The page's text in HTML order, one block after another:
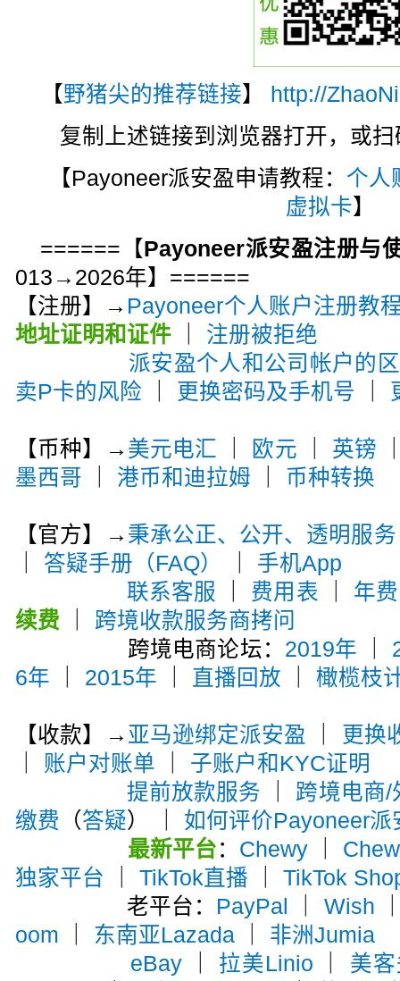
【野猪尖的推荐链接】
http://
复制上述链接到浏览器打开，或
【Payoneer派安盈申请教程： 个人
虚拟卡】
======【Payoneer派安盈注册与
013→2026年】======
【注册】→ Payoneer个人账户注册教
地址证明和证件
注册被拒绝
派安盈个人和公司帐户的
卖P卡的风险
更换密码及手机号
【币种】→ 美元电汇 欧元 英镑
墨西哥
港币和迪拉姆 币种转换
【官方】→ 秉承公正、公开、透明服务
答疑手册（FAQ）
手机App
联系客服
费用表 年费
续费
跨境收款服务商拷问
跨境电商论坛： 2019年
6年
2015年 直播回放 ｜橄榄枝
【收款】→ 亚马逊绑定派安盈
更换
账户对账单
子账户和KYC证明
提前放款服务
跨境电商/
缴费 （答疑） ｜ 如何评价Payoneer派
最新平台： Chewy｜
独家平台 ｜TikTok直播 ｜TikTok
老平台： PayPal Wish
oom
东南亚Lazada
非洲Jumia
eBay｜ 拉美Linio
美